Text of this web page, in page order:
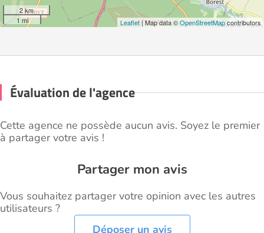
2 km
1 mi
Leaflet| Map data ©OpenStreetMapcontributors
Évaluation de l'agence
Cette agence ne possède aucun avis. Soyez le premier
à partager votre avis !
Partager mon avis
Vous souhaitez partager votre opinion avec les autres
utilisateurs ?
Déposer un avis